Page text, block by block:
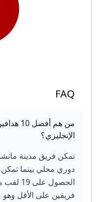
FAQ
من هم
الإنجليزي؟
دوري محلي بينما
فريقين على الأقل وهو